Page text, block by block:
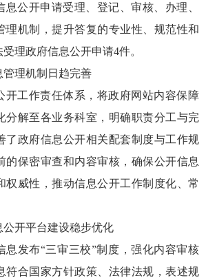
息公开申请受理、登记、审核、办理、
理机制，提升答复的专业性、规范性和
理政府信息公开申请4件。
管理机制日趋完善
开工作责任体系，将政府网站内容保障
分解至各业务科室，明确职责分工与完
了政府信息公开相关配套制度与工作规
的保密审查和内容审核，确保公开信息
权威性，推动信息公开工作制度化、常
公开平台建设稳步优化
息发布“三审三校”制度，强化内容审核
符合国家方针政策、法律法规，表述规